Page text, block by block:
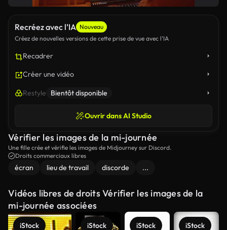
Recréez avec l’IA Nouveau
Créez de nouvelles versions de cette prise de vue avec l’IA
Recadrer
Créer une vidéo
Restyle Bientôt disponible
Ouvrir dans AI Studio
Vérifier les images de la mi-journée
Une fille crée et vérifie les images de Midjourney sur Discord.
Droits commerciaux libres
écran lieu de travail discorde ...
Vidéos libres de droits Vérifier les images de la
mi-journée associées
iStock iStock iStock iStock